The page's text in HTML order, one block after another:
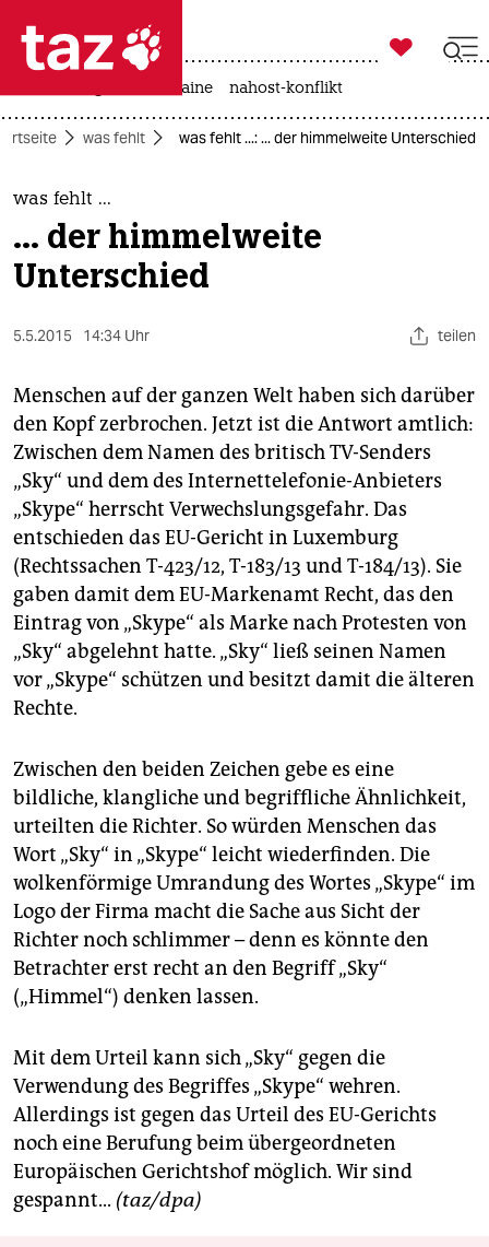
 taz zahl ich
taz zahl ich
themen
politik
öko
gesellschaft
kultur
sport
berlin
nord
wahrheit
verlag
verlag
shop
fragen & hilfe
unterstützen
abo
genossenschaft
epaper login

taz zahl ich
krieg in der ukraine nahost-konflikt
was fehlt was fehlt ...: ... der himmelweite Unterschied
was fehlt ...
... der himmelweite
Unterschied
5.5.2015 14:34 Uhr teilen
Menschen auf der ganzen Welt haben sich darüber
den Kopf zerbrochen. Jetzt ist die Antwort amtlich:
Zwischen dem Namen des britisch TV-Senders
„Sky“ und dem des Internettelefonie-Anbieters
„Skype“ herrscht Verwechslungsgefahr. Das
entschieden das EU-Gericht in Luxemburg
(Rechtssachen T-423/12, T-183/13 und T-184/13). Sie
gaben damit dem EU-Markenamt Recht, das den
Eintrag von „Skype“ als Marke nach Protesten von
„Sky“ abgelehnt hatte. „Sky“ ließ seinen Namen
vor „Skype“ schützen und besitzt damit die älteren
Rechte.
Zwischen den beiden Zeichen gebe es eine
bildliche, klangliche und begriffliche Ähnlichkeit,
urteilten die Richter. So würden Menschen das
Wort „Sky“ in „Skype“ leicht wiederfinden. Die
wolkenförmige Umrandung des Wortes „Skype“ im
Logo der Firma macht die Sache aus Sicht der
Richter noch schlimmer – denn es könnte den
Betrachter erst recht an den Begriff „Sky“
(„Himmel“) denken lassen.
Mit dem Urteil kann sich „Sky“ gegen die
Verwendung des Begriffes „Skype“ wehren.
Allerdings ist gegen das Urteil des EU-Gerichts
noch eine Berufung beim übergeordneten
Europäischen Gerichtshof möglich. Wir sind
gespannt... (taz/dpa)